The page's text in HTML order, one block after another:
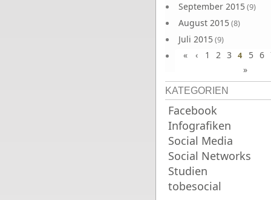
September 2015(9)
August 2015(8)
Juli 2015(9)
Juni 2015(9)
« ‹ 1 2 3 4 5 6
»
KATEGORIEN
Facebook
Infografiken
Social Media
Social Networks
Studien
tobesocial